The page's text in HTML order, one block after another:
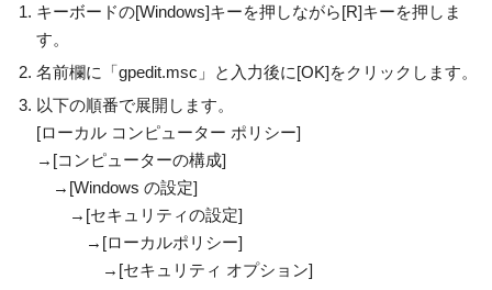
キーボードの[Windows]キーを押しながら[R]キーを押しま
す。
名前欄に「gpedit.msc」と入力後に[OK]をクリックします。
以下の順番で展開します。
[ローカル コンピューター ポリシー]
→[コンピューターの構成]
→[Windows の設定]
→[セキュリティの設定]
→[ローカルポリシー]
→[セキュリティ オプション]